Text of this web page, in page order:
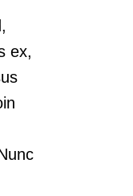
ex,